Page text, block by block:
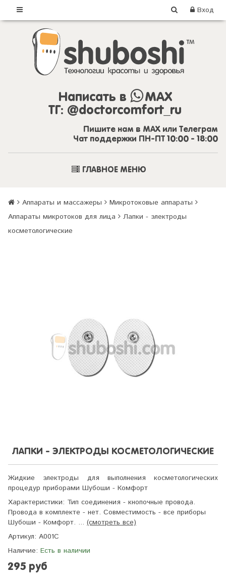
Вход
Написать в
MAX
ТГ: @doctorcomfort_ru
Пишите нам в MAX или Телеграм
Чат поддержки ПН-ПТ 10:00 - 18:00
ГЛАВНОЕ МЕНЮ
Аппараты и массажеры
Микротоковые аппараты
Аппараты микротоков для лица
Лапки - электроды
косметологические
ЛАПКИ - ЭЛЕКТРОДЫ КОСМЕТОЛОГИЧЕСКИЕ
Жидкие электроды для выполнения косметологических
процедур приборами Шубоши - Комфорт
Характеристики: Тип соединения - кнопочные провода.
Провода в комплекте - нет. Совместимость - все приборы
Шубоши - Комфорт. ... (смотреть все)
Артикул: A001C
Наличие: Есть в наличии
295 руб